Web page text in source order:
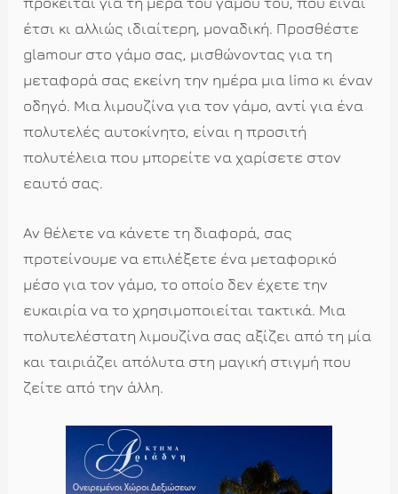
έτσι κι αλλιώς ιδιαίτερη, μοναδική. Προσθέστε
glamour στο γάμο σας, μισθώνοντας για τη
μεταφορά σας εκείνη την ημέρα μια limo κι έναν
οδηγό. Μια λιμουζίνα για τον γάμο, αντί για ένα
πολυτελές αυτοκίνητο, είναι η προσιτή
πολυτέλεια που μπορείτε να χαρίσετε στον
εαυτό σας.
Αν θέλετε να κάνετε τη διαφορά, σας
προτείνουμε να επιλέξετε ένα μεταφορικό
μέσο για τον γάμο, το οποίο δεν έχετε την
ευκαιρία να το χρησιμοποιείται τακτικά. Μια
πολυτελέστατη λιμουζίνα σας αξίζει από τη μία
και ταιριάζει απόλυτα στη μαγική στιγμή που
ζείτε από την άλλη.